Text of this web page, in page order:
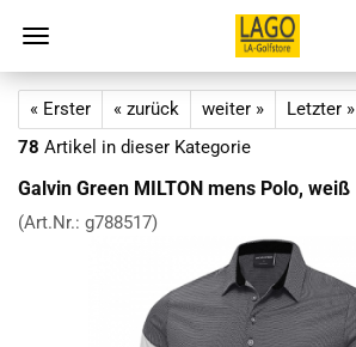
« Erster « zurück weiter »
Letzter »
78 Artikel in dieser Kategorie
Galvin Green MILTON mens Polo, weiß
(Art.Nr.: g788517)